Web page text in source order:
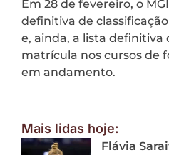
Em 28 de fevereiro, o
definitiva de
e, ainda, a lista definitiva
matrícula nos cursos de
em andamento.
Mais lidas hoje:
Flávia